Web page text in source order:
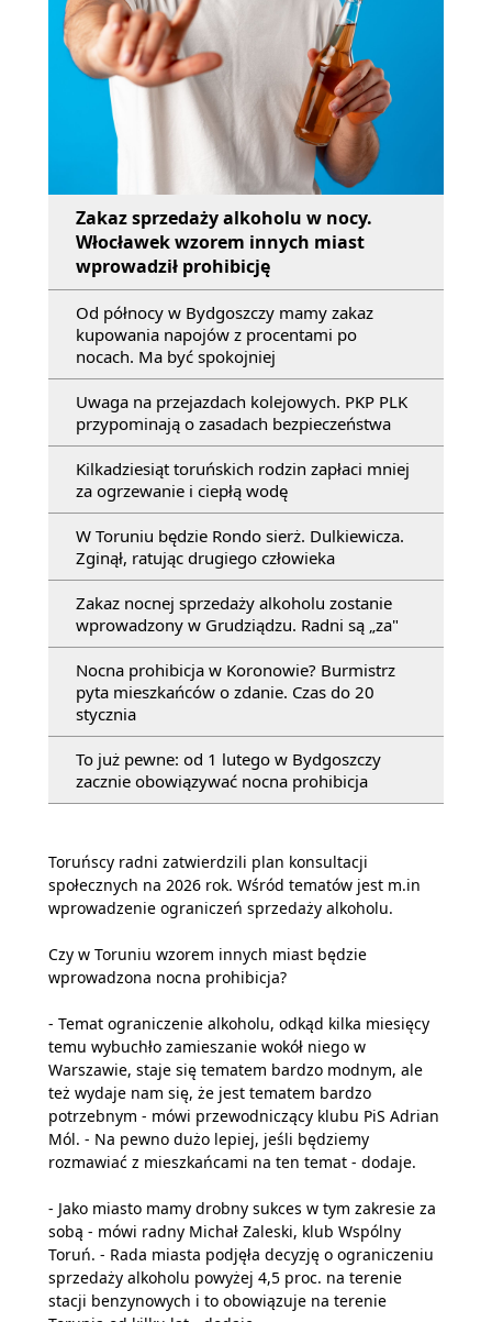
Zakaz sprzedaży alkoholu w nocy.
Włocławek wzorem innych miast
wprowadził prohibicję
Od północy w Bydgoszczy mamy zakaz
kupowania napojów z procentami po
nocach. Ma być spokojniej
Uwaga na przejazdach kolejowych. PKP PLK
przypominają o zasadach bezpieczeństwa
Kilkadziesiąt toruńskich rodzin zapłaci mniej
za ogrzewanie i ciepłą wodę
W Toruniu będzie Rondo sierż. Dulkiewicza.
Zginął, ratując drugiego człowieka
Zakaz nocnej sprzedaży alkoholu zostanie
wprowadzony w Grudziądzu. Radni są „za"
Nocna prohibicja w Koronowie? Burmistrz
pyta mieszkańców o zdanie. Czas do 20
stycznia
To już pewne: od 1 lutego w Bydgoszczy
zacznie obowiązywać nocna prohibicja
Toruńscy radni zatwierdzili plan konsultacji
społecznych na 2026 rok. Wśród tematów jest m.in
wprowadzenie ograniczeń sprzedaży alkoholu.
Czy w Toruniu wzorem innych miast będzie
wprowadzona nocna prohibicja?
- Temat ograniczenie alkoholu, odkąd kilka miesięcy
temu wybuchło zamieszanie wokół niego w
Warszawie, staje się tematem bardzo modnym, ale
też wydaje nam się, że jest tematem bardzo
potrzebnym - mówi przewodniczący klubu PiS Adrian
Mól. - Na pewno dużo lepiej, jeśli będziemy
rozmawiać z mieszkańcami na ten temat - dodaje.
- Jako miasto mamy drobny sukces w tym zakresie za
sobą - mówi radny Michał Zaleski, klub Wspólny
Toruń. - Rada miasta podjęła decyzję o ograniczeniu
sprzedaży alkoholu powyżej 4,5 proc. na terenie
stacji benzynowych i to obowiązuje na terenie